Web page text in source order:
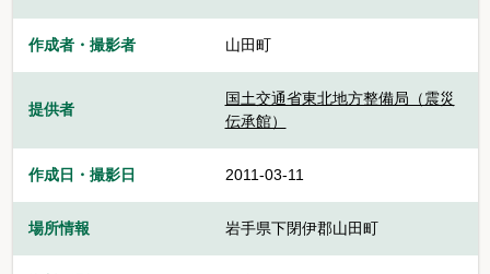
作成者・撮影者 山田町
提供者
国土交通省東北地方整備局（震災
伝承館）
作成日・撮影日 2011-03-11
場所情報 岩手県下閉伊郡山田町